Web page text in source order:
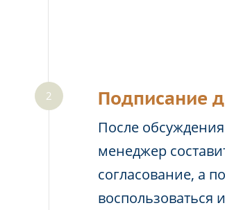
Подписание
После
менеджер
согласование, а